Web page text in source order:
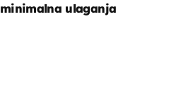
minimalna ulaganja